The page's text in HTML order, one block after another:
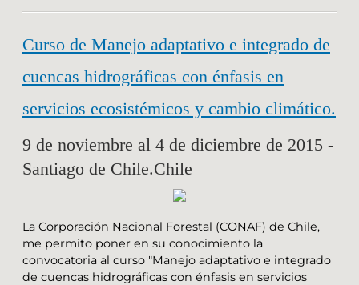
Curso de Manejo adaptativo e integrado de
cuencas hidrográficas con énfasis en
servicios ecosistémicos y cambio climático.
9 de noviembre al 4 de diciembre de 2015 -
Santiago de Chile.Chile
La Corporación Nacional Forestal (CONAF) de Chile,
me permito poner en su conocimiento la
convocatoria al curso "Manejo adaptativo e integrado
de cuencas hidrográficas con énfasis en servicios